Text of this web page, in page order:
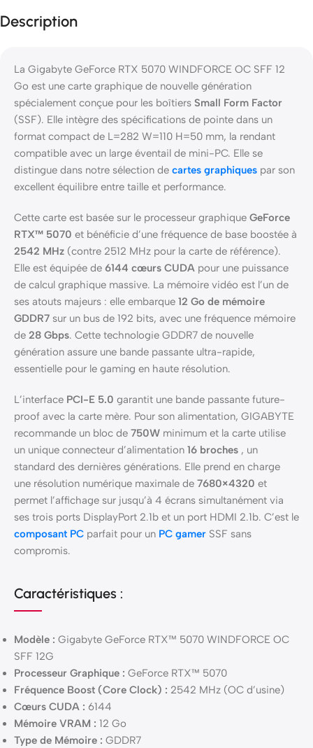
Description
La Gigabyte GeForce RTX 5070 WINDFORCE OC SFF 12
Go est une carte graphique de nouvelle génération
spécialement conçue pour les boîtiers Small Form Factor
(SSF). Elle intègre des spécifications de pointe dans un
format compact de L=282 W=110 H=50 mm, la rendant
compatible avec un large éventail de mini-PC. Elle se
distingue dans notre sélection de cartes graphiques par son
excellent équilibre entre taille et performance.
Cette carte est basée sur le processeur graphique GeForce
RTX™ 5070 et bénéficie d’une fréquence de base boostée à
2542 MHz (contre 2512 MHz pour la carte de référence).
Elle est équipée de 6144 cœurs CUDA pour une puissance
de calcul graphique massive. La mémoire vidéo est l’un de
ses atouts majeurs : elle embarque 12 Go de mémoire
GDDR7 sur un bus de 192 bits, avec une fréquence mémoire
de 28 Gbps. Cette technologie GDDR7 de nouvelle
génération assure une bande passante ultra-rapide,
essentielle pour le gaming en haute résolution.
L’interface PCI-E 5.0 garantit une bande passante future-
proof avec la carte mère. Pour son alimentation, GIGABYTE
recommande un bloc de 750W minimum et la carte utilise
un unique connecteur d’alimentation 16 broches , un
standard des dernières générations. Elle prend en charge
une résolution numérique maximale de 7680×4320 et
permet l’affichage sur jusqu’à 4 écrans simultanément via
ses trois ports DisplayPort 2.1b et un port HDMI 2.1b. C’est le
composant PC parfait pour un PC gamer SSF sans
compromis.
Caractéristiques :
Modèle : Gigabyte GeForce RTX™ 5070 WINDFORCE OC
SFF 12G
Processeur Graphique : GeForce RTX™ 5070
Fréquence Boost (Core Clock) : 2542 MHz (OC d’usine)
Cœurs CUDA : 6144
Mémoire VRAM : 12 Go
Type de Mémoire : GDDR7